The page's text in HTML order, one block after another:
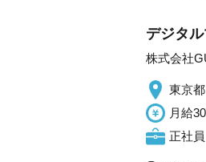
デジタ
株式会社
東京
月給
正社員